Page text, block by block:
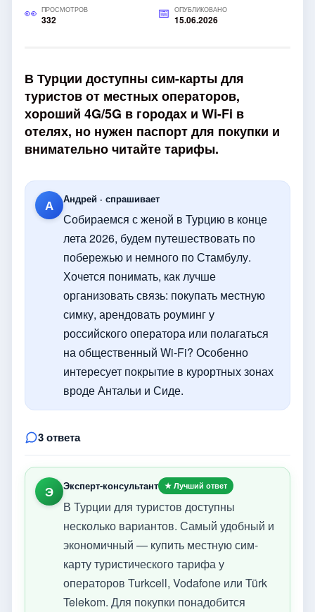
ПРОСМОТРОВ
332
ОПУБЛИКОВАНО
15.06.2026
В Турции доступны сим-карты для
туристов от местных операторов,
хороший 4G/5G в городах и Wi-Fi в
отелях, но нужен паспорт для покупки и
внимательно читайте тарифы.
А Андрей · спрашивает
Собираемся с женой в Турцию в конце
лета 2026, будем путешествовать по
побережью и немного по Стамбулу.
Хочется понимать, как лучше
организовать связь: покупать местную
симку, арендовать роуминг у
российского оператора или полагаться
на общественный Wi-Fi? Особенно
интересует покрытие в курортных зонах
вроде Антальи и Сиде.
3 ответа
Э Эксперт-консультант ★ Лучший ответ
В Турции для туристов доступны
несколько вариантов. Самый удобный и
экономичный — купить местную сим-
карту туристического тарифа у
операторов Turkcell, Vodafone или Türk
Telekom. Для покупки понадобится